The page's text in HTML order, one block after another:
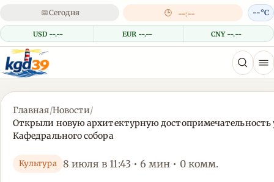
📅Сегодня 🕒 --:--
USD --.-- EUR --.-- CNY --.--
--°C
Главная/Новости/
Открыли новую архитектурную достопримечательность
Кафедрального собора
Культура 8 июля в 11:43 • 6 мин • 0 комм.